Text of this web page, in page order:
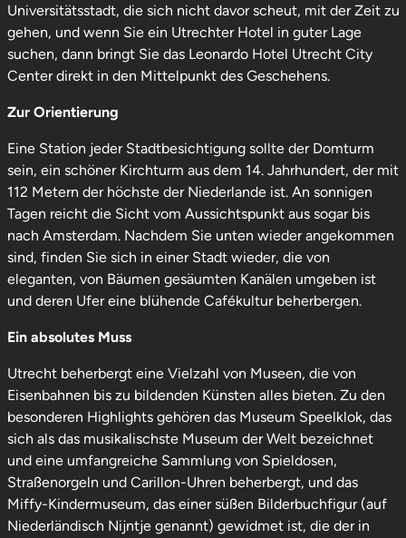
Universitätsstadt, die sich nicht davor scheut, mit der Zeit zu
gehen, und wenn Sie ein Utrechter Hotel in guter Lage
suchen, dann bringt Sie das Leonardo Hotel Utrecht City
Center direkt in den Mittelpunkt des Geschehens.
Zur Orientierung
Eine Station jeder Stadtbesichtigung sollte der Domturm
sein, ein schöner Kirchturm aus dem 14. Jahrhundert, der mit
112 Metern der höchste der Niederlande ist. An sonnigen
Tagen reicht die Sicht vom Aussichtspunkt aus sogar bis
nach Amsterdam. Nachdem Sie unten wieder angekommen
sind, finden Sie sich in einer Stadt wieder, die von
eleganten, von Bäumen gesäumten Kanälen umgeben ist
und deren Ufer eine blühende Cafékultur beherbergen.
Ein absolutes Muss
Utrecht beherbergt eine Vielzahl von Museen, die von
Eisenbahnen bis zu bildenden Künsten alles bieten. Zu den
besonderen Highlights gehören das Museum Speelklok, das
sich als das musikalischste Museum der Welt bezeichnet
und eine umfangreiche Sammlung von Spieldosen,
Straßenorgeln und Carillon-Uhren beherbergt, und das
Miffy-Kindermuseum, das einer süßen Bilderbuchfigur (auf
Niederländisch Nijntje genannt) gewidmet ist, die der in